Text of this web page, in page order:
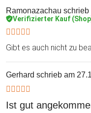
Ramonazachau schrieb
Verifizierter Kauf
Gibt es auch nicht zu
Gerhard schrieb am
Ist gut